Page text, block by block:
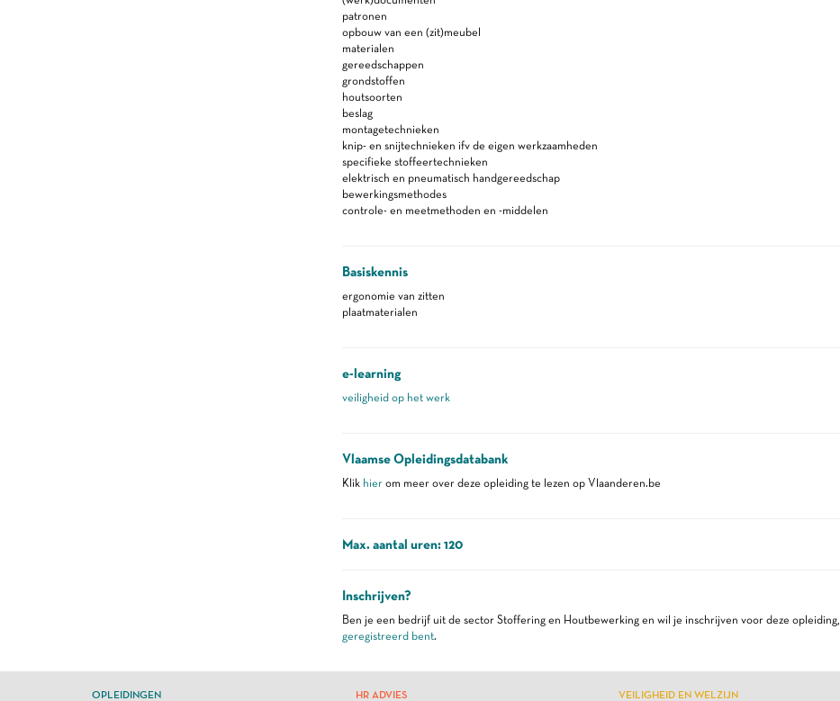
patronen
opbouw van een (zit)meubel
materialen
gereedschappen
grondstoffen
houtsoorten
beslag
montagetechnieken
knip- en snijtechnieken ifv de eigen werkzaamheden
specifieke stoffeertechnieken
elektrisch en pneumatisch handgereedschap
bewerkingsmethodes
controle- en meetmethoden en -middelen
Basiskennis
ergonomie van zitten
plaatmaterialen
e-learning
veiligheid op het werk
Vlaamse Opleidingsdatabank
Klik hierom meer over deze opleiding te lezen op Vlaanderen.be
Max. aantal uren: 120
Inschrijven?
Ben je een bedrijf uit de sector Stoffering en Houtbewerking en wil je inschrijven voor deze opleiding,
geregistreerd bent.
OPLEIDINGEN HR ADVIES VEILIGHEID EN WELZIJN